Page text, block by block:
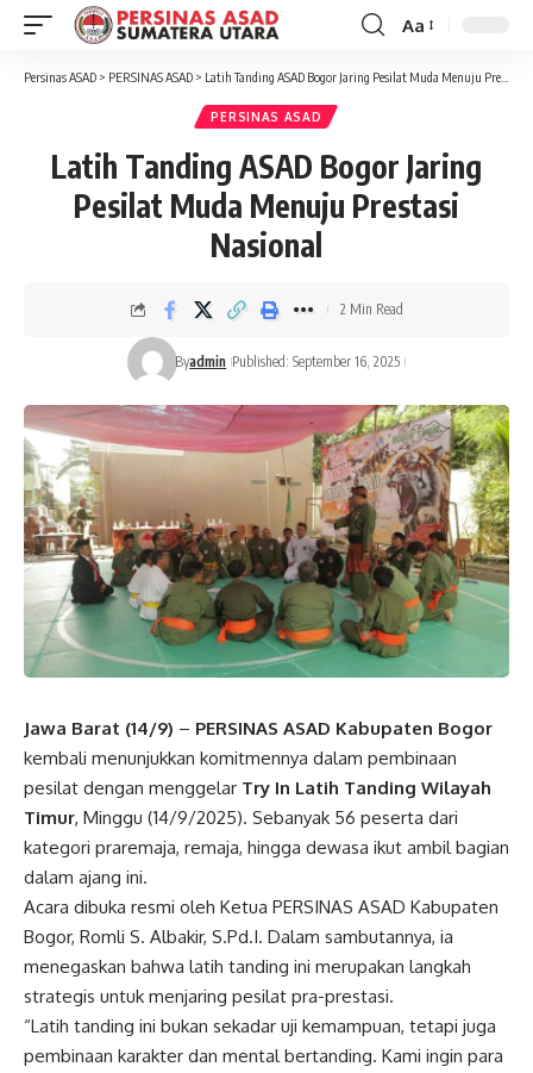
Font
Resizer
Aa
Persinas ASAD > PERSINAS ASAD > Latih Tanding ASAD Bogor Jaring Pesilat Muda Menuju Prestasi Nasional
PERSINAS ASAD
Latih Tanding ASAD Bogor Jaring
Pesilat Muda Menuju Prestasi
Nasional
Byadmin Published: September 16, 2025
2 Min Read
Jawa Barat (14/9) – PERSINAS ASAD Kabupaten Bogor
kembali menunjukkan komitmennya dalam pembinaan
pesilat dengan menggelar Try In Latih Tanding Wilayah
Timur, Minggu (14/9/2025). Sebanyak 56 peserta dari
kategori praremaja, remaja, hingga dewasa ikut ambil bagian
dalam ajang ini.
Acara dibuka resmi oleh Ketua PERSINAS ASAD Kabupaten
Bogor, Romli S. Albakir, S.Pd.I. Dalam sambutannya, ia
menegaskan bahwa latih tanding ini merupakan langkah
strategis untuk menjaring pesilat pra-prestasi.
“Latih tanding ini bukan sekadar uji kemampuan, tetapi juga
pembinaan karakter dan mental bertanding. Kami ingin para